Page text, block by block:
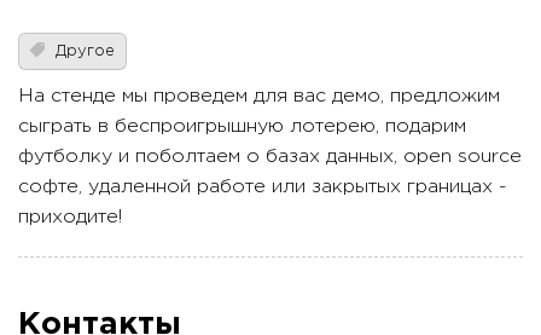
Другое
На стенде мы проведем для вас демо, предложим
сыграть в беспроигрышную лотерею, подарим
футболку и поболтаем о базах данных, ореn source
софте, удаленной работе или закрытых границах -
приходите!
Контакты